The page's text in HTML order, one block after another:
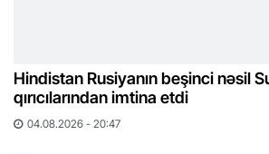
Hindistan Rusiyanın beşinci nəsil
qırıcılarından imtina etdi
04.08.2026 - 20:47